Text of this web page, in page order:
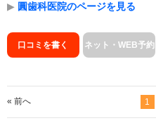
▶ 圓歯科医院のページを見る
口コミを書く ネット・WEB予約
« 前へ 1